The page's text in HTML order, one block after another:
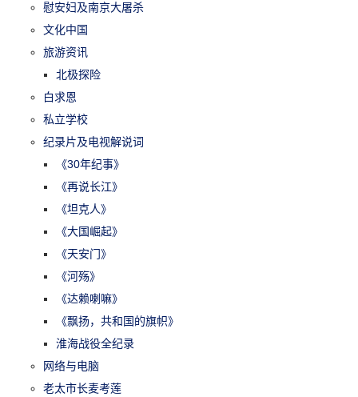
慰安妇及南京大屠杀
文化中国
旅游资讯
北极探险
白求恩
私立学校
纪录片及电视解说词
《30年纪事》
《再说长江》
《坦克人》
《大国崛起》
《天安门》
《河殇》
《达赖喇嘛》
《飘扬，共和国的旗帜》
淮海战役全纪录
网络与电脑
老太市长麦考莲